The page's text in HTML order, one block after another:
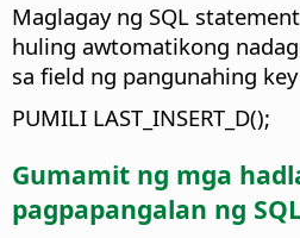
Maglagay ng SQL
huling awtomatikong
sa field ng pangunahing
PUMILI LAST_INSERT_D();
Gumamit ng mga
pagpapangalan ng